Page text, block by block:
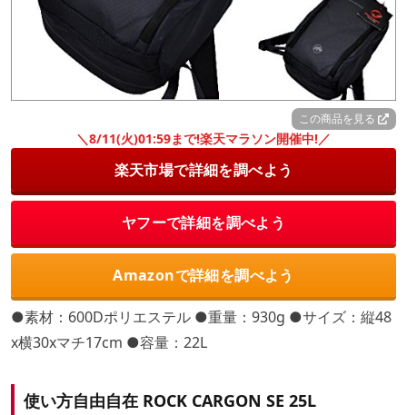
この商品を見る
＼8/11(火)01:59まで!楽天マラソン開催中!／
楽天市場で詳細を調べよう
ヤフーで詳細を調べよう
Amazonで詳細を調べよう
●素材：600Dポリエステル ●重量：930g ●サイズ：縦48
x横30xマチ17cm ●容量：22L
使い方自由自在 ROCK CARGON SE 25L